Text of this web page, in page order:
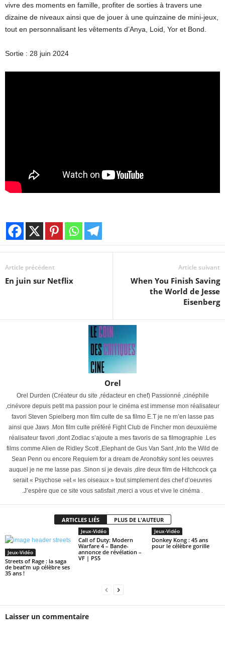
vivre des moments en famille, profiter de sorties à travers une
dizaine de niveaux ainsi que de jouer à une quinzaine de mini-jeux,
tout en personnalisant les vêtements d’Anya, Loid, Yor et Bond.
Sortie : 28 juin 2024
Article précédent
En juin sur Netflix
Article suivant
When You Finish Saving
the World de Jesse
Eisenberg
Orel
Orel Durden (Créateur du site ,rédacteur en chef) Passionné ,cinéphile
,cinévore depuis petit ma passion pour le cinéma est immense mon réalisateur
favori Steven Spielberg mon film culte de sa filmo E.T je ne m’en lasse pas
ainsi que Jaws .Mon film culte préféré Fight Club de Fincher mon deuxuième
réalisateur favori ,dont Zodiac s’ajoute a mes favoris de sa filmographie .Les
films comme Alien de Ridley Scott ,Elephant de Gus Van Sant ,Into the Wild de
Sean Penn ou encore Requiem for a dream de Aronofsky sont les oeuvres
auquel je ne me lasse pas .Sinon si je devais ,dire deux film de Hitchcock ça
serait « Psychose »et « les oiseaux » tout simplement des chef d’oeuvres
.J’espère que ce site vous satisfait ,merci a vous et vive le cinéma .
ARTICLES LIÉS PLUS DE L'AUTEUR
Jeux-Vidéo
Streets of Rage : la saga
de beat’m up célèbre ses
35 ans !
Jeux-Vidéo
Call of Duty: Modern
Warfare 4 – Bande-
annonce de révélation –
VF | PS5
Jeux-Vidéo
Donkey Kong : 45 ans
pour le célèbre gorille
Laisser un commentaire